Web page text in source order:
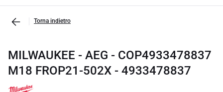
Torna indietro
MILWAUKEE - AEG - COP4933478837
M18 FROP21-502X - 4933478837